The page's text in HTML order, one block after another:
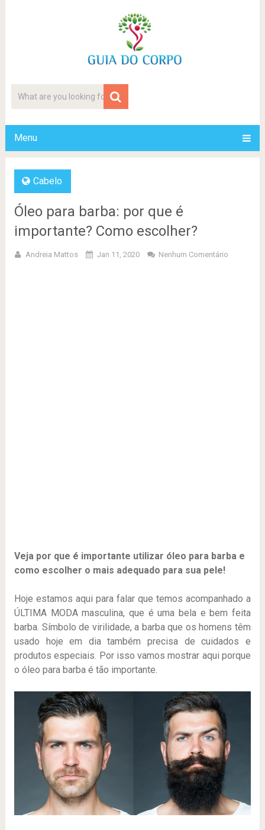
Menu
Cabelo
Óleo para barba: por que é
importante? Como escolher?
Andreia Mattos Jan 11, 2020 Nenhum Comentário
Veja por que é importante utilizar óleo para barba e
como escolher o mais adequado para sua pele!
Hoje estamos aqui para falar que temos acompanhado a
ÚLTIMA MODA masculina, que é uma bela e bem feita
barba. Símbolo de virilidade, a barba que os homens têm
usado hoje em dia também precisa de cuidados e
produtos especiais. Por isso vamos mostrar aqui porque
o óleo para barba é tão importante.